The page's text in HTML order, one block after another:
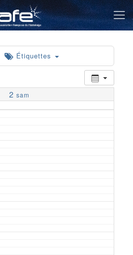
Étiquettes
2 sam